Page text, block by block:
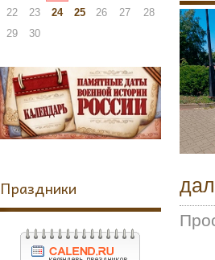
22
23 24 25 26 27
28
29
30
Праздники